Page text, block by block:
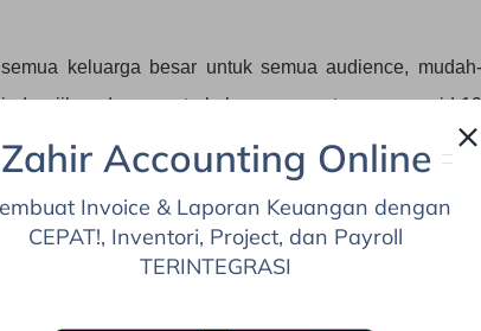
keluarga besar untuk semua audience, mudah-
dan jika ada anggota keluarga yang terpapar covid-19
bisa kembali sehat. Dan, semoga kita semua bisa
nya covid-19 ini semoga productivty kita akan selalu
Mas Darmawan Aji.
memulai perbincangan hari ini. Kenyataannya
Ada begitu banyak orang berpendidikan tinggi, ada
Zahir Accounting Online
Invoice & Laporan Keuangan dengan
CEPAT!, Inventori, Project, dan Payroll
TERINTEGRASI